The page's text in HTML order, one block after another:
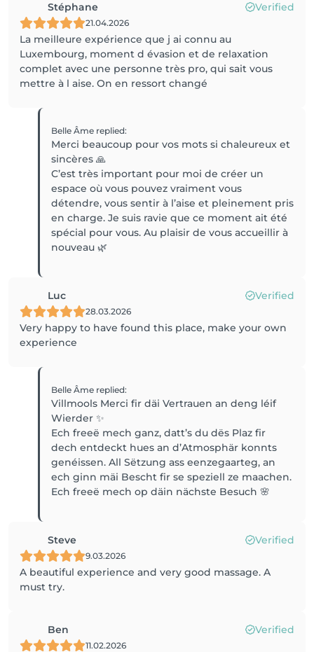
Stéphane Verified
21.04.2026
La meilleure expérience que j ai connu au
Luxembourg, moment d évasion et de relaxation
complet avec une personne très pro, qui sait vous
mettre à l aise. On en ressort changé
Belle Âme replied:
Merci beaucoup pour vos mots si chaleureux et
sincères 🙏
C’est très important pour moi de créer un
espace où vous pouvez vraiment vous
détendre, vous sentir à l’aise et pleinement pris
en charge. Je suis ravie que ce moment ait été
spécial pour vous. Au plaisir de vous accueillir à
nouveau 🌿
Luc Verified
28.03.2026
Very happy to have found this place, make your own
experience
Belle Âme replied:
Villmools Merci fir däi Vertrauen an deng léif
Wierder ✨
Ech freeë mech ganz, datt’s du dës Plaz fir
dech entdeckt hues an d’Atmosphär konnts
genéissen. All Sëtzung ass eenzegaarteg, an
ech ginn mäi Bescht fir se speziell ze maachen.
Ech freeë mech op däin nächste Besuch 🌸
Steve Verified
9.03.2026
A beautiful experience and very good massage. A
must try.
Ben Verified
11.02.2026